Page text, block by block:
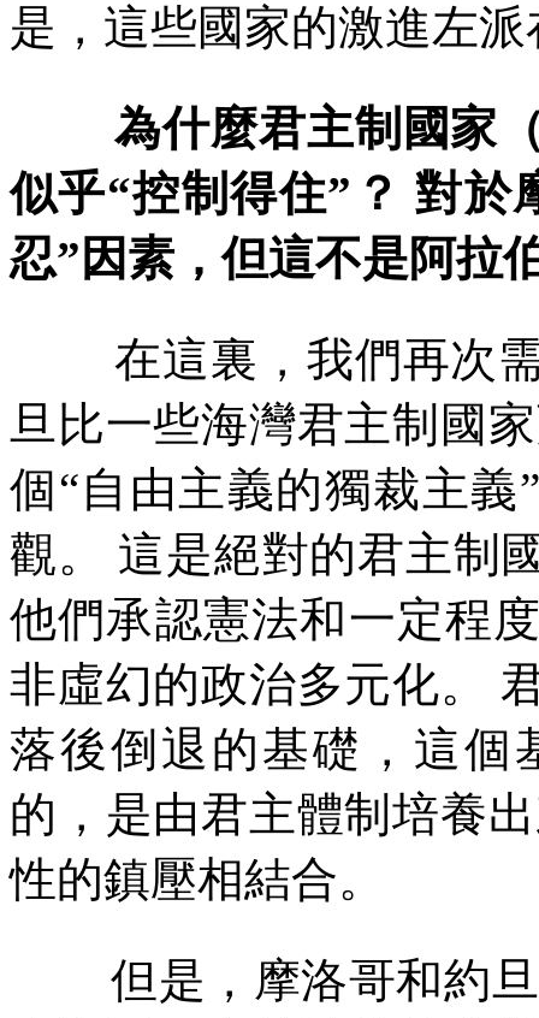
是，這些國家的激進左
為什麼君主制國家
似乎“控制得住” ？ 對於
忍” 因素，但這不是阿拉
在這裏，我們再次
旦比一些海灣君主制國
個“自由主義的獨裁主義”
觀。
這是絕對的君主制
他們承認憲法和一定程
非虛幻的政治多元化。
落後倒退的基礎，這個
的，是由君主體制培養
性的鎮壓相結合。
但是，摩洛哥和約